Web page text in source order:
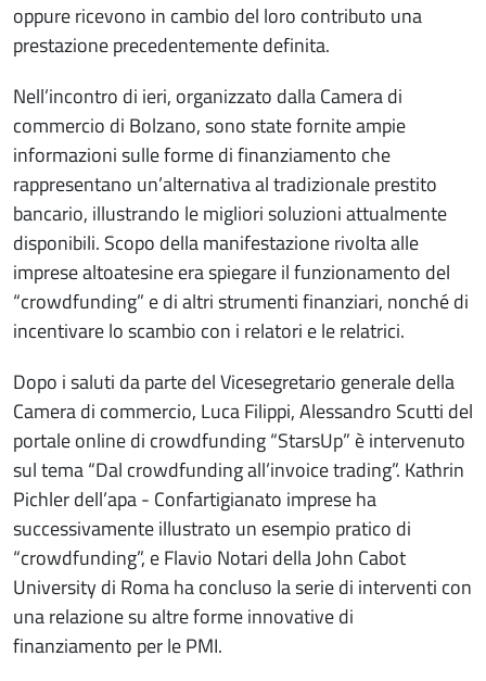
oppure ricevono in cambio del loro contributo una
prestazione precedentemente definita.
Nell’incontro di ieri, organizzato dalla Camera di
commercio di Bolzano, sono state fornite ampie
informazioni sulle forme di finanziamento che
rappresentano un’alternativa al tradizionale prestito
bancario, illustrando le migliori soluzioni attualmente
disponibili. Scopo della manifestazione rivolta alle
imprese altoatesine era spiegare il funzionamento del
“crowdfunding” e di altri strumenti finanziari, nonché di
incentivare lo scambio con i relatori e le relatrici.
Dopo i saluti da parte del Vicesegretario generale della
Camera di commercio, Luca Filippi, Alessandro Scutti del
portale online di crowdfunding “StarsUp” è intervenuto
sul tema “Dal crowdfunding all’invoice trading”. Kathrin
Pichler dell’apa - Confartigianato imprese ha
successivamente illustrato un esempio pratico di
“crowdfunding”, e Flavio Notari della John Cabot
University di Roma ha concluso la serie di interventi con
una relazione su altre forme innovative di
finanziamento per le PMI.